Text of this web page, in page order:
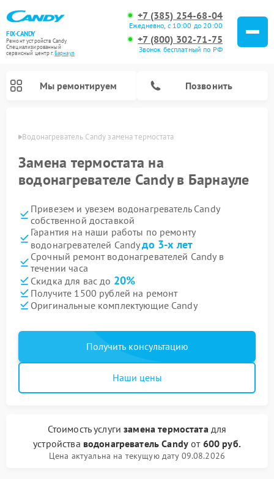
FIX-CANDY
Ремонт устройств Candy
Специализированный
cервисный центр г.Барнаул
+7 (385) 254-68-04
Ежедневно, с 10:00 до 20:00
+7 (800) 302-71-75
Звонок бесплатный по РФ
Мы ремонтируем Позвонить
Водонагреватель Candy замена термостата
Замена термостата на
водонагревателе Candy в Барнауле
Привезем и увезем водонагреватель Candy
собственной доставкой
Гарантия на наши работы по ремонту
водонагревателей Candyдо 3-х лет
Срочный ремонт водонагревателей Candy в
течении часа
Скидка для вас до 20%
Получите 1500 рублей на ремонт
Оригинальные комплектующие Candy
Получить консультацию
Наши цены
Стоимость услугизамена термостатадля
устройства водонагреватель Candy от 600 руб.
Цена актуальна на текущую дату 09.08.2026